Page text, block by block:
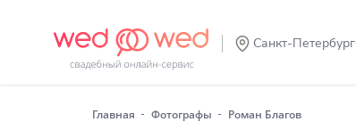
Санкт-Петербург
Главная Фотографы Роман Благов